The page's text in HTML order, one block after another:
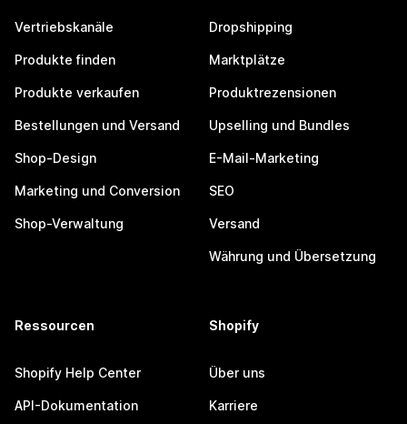
Vertriebskanäle
Produkte finden
Produkte verkaufen
Bestellungen und Versand
Shop-Design
Marketing und Conversion
Shop-Verwaltung
Dropshipping
Marktplätze
Produktrezensionen
Upselling und Bundles
E-Mail-Marketing
SEO
Versand
Währung und Übersetzung
Ressourcen
Shopify Help Center
API-Dokumentation
Shopify
Über uns
Karriere